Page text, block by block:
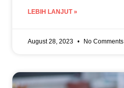
LEBIH LANJUT »
August 28, 2023 No Comments